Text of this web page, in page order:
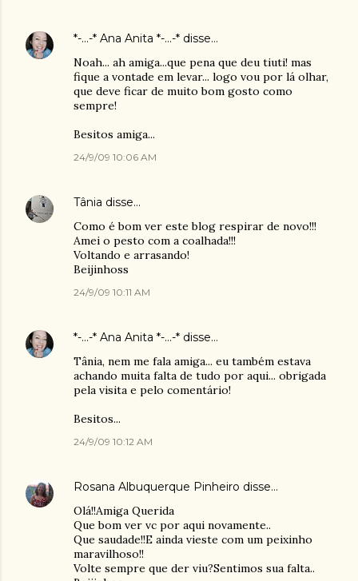
*-...-* Ana Anita *-...-* disse…
Noah... ah amiga...que pena que deu tiuti! mas
fique a vontade em levar... logo vou por lá olhar,
que deve ficar de muito bom gosto como
sempre!
Besitos amiga...
24/9/09 10:06 AM
Tânia disse…
Como é bom ver este blog respirar de novo!!!
Amei o pesto com a coalhada!!!
Voltando e arrasando!
Beijinhoss
24/9/09 10:11 AM
*-...-* Ana Anita *-...-* disse…
Tânia, nem me fala amiga... eu também estava
achando muita falta de tudo por aqui... obrigada
pela visita e pelo comentário!
Besitos...
24/9/09 10:12 AM
Rosana Albuquerque Pinheiro disse…
Olá!!Amiga Querida
Que bom ver vc por aqui novamente..
Que saudade!!E ainda vieste com um peixinho
maravilhoso!!
Volte sempre que der viu?Sentimos sua falta..